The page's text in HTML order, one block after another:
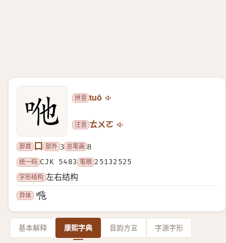
拼音 tuō
注音 ㄊㄨㄛ
部首 口 部外 3 总笔画 8
统一码 CJK 5483 笔顺 25132525
字形结构 左右结构
异体
基本解释 康熙字典 音韵方言 字源字形